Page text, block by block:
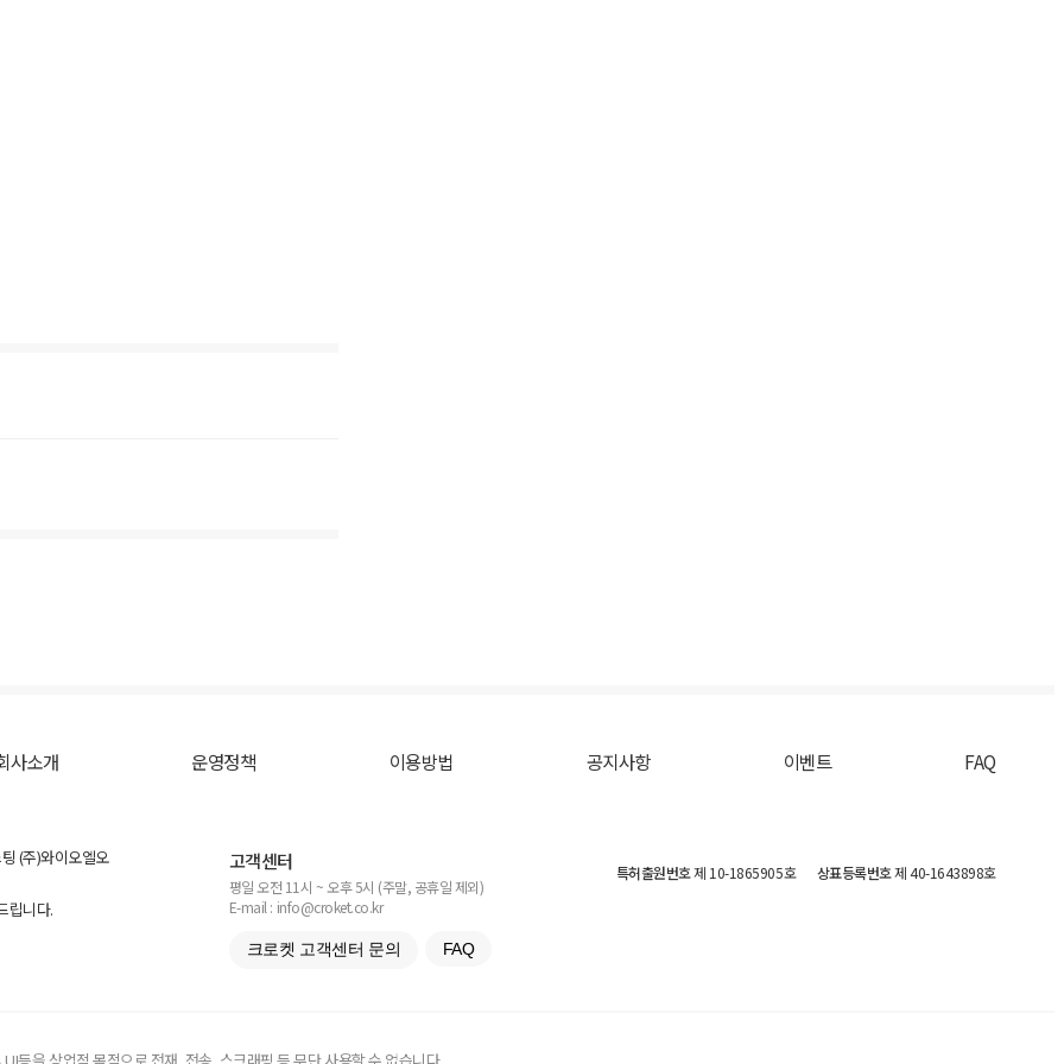
사소개 운영정책 이용방법 공지사항 이벤트 FAQ
(주)와이오엘오
립니다.
고객센터
평일 오전 11시 ~ 오후 5시 (주말, 공휴일 제외)
E-mail : info@croket.co.kr
크로켓 고객센터 문의 FAQ
특허출원번호제 10-1865905호 상표등록번호제 40-1643898호